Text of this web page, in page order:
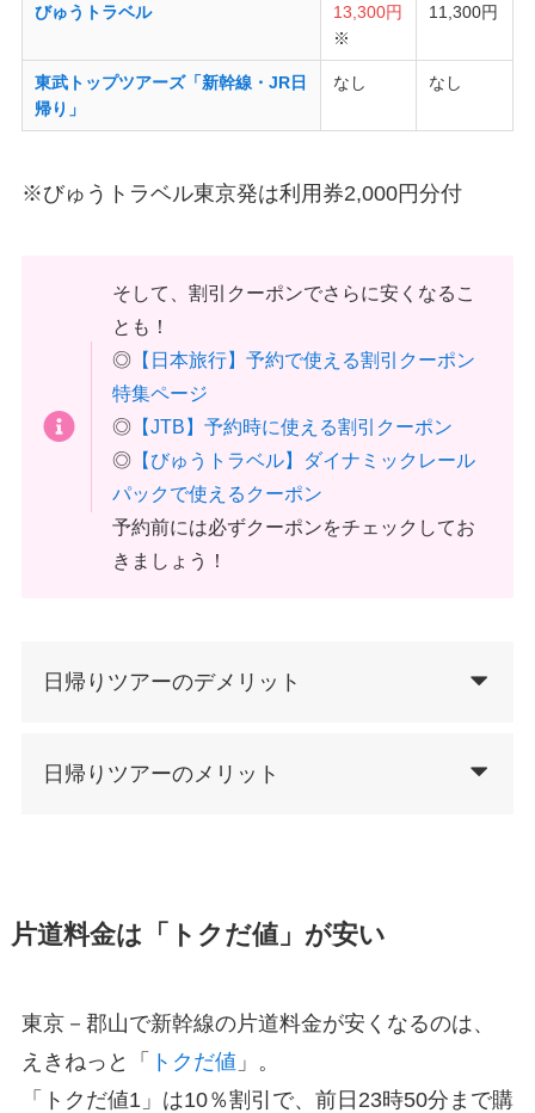
びゅうトラベル
13,300円
※
11,300円
東武トップツアーズ「新幹線・JR日
帰り」
なし なし
※びゅうトラベル東京発は利用券2,000円分付
そして、割引クーポンでさらに安くなるこ
とも！
◎ 【日本旅行】予約で使える割引クーポン
特集ページ
◎ 【JTB】予約時に使える割引クーポン
◎ 【びゅうトラベル】ダイナミックレール
パックで使えるクーポン
予約前には必ずクーポンをチェックしてお
きましょう！
日帰りツアーのデメリット
日帰りツアーのメリット
片道料金は「トクだ値」が安い
東京－郡山で新幹線の片道料金が安くなるのは、
えきねっと「 トクだ値 」。
「トクだ値1」は10％割引で、前日23時50分まで購